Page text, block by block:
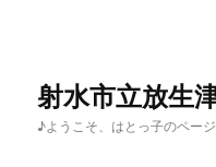
射水市立放生
♪ようこそ、はとっ子のペー